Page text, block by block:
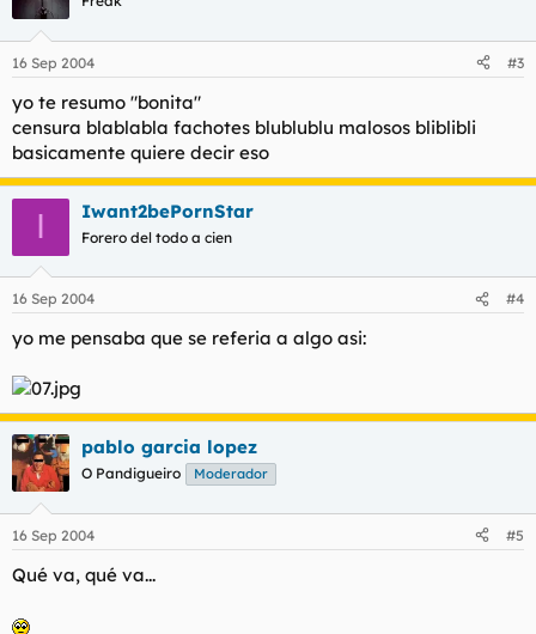
16 Sep 2004 #3
yo te resumo "bonita"
censura blablabla fachotes blublublu malosos bliblibli
basicamente quiere decir eso
I Iwant2bePornStar
Forero del todo a cien
16 Sep 2004 #4
yo me pensaba que se referia a algo asi:
pablo garcia lopez
O Pandigueiro Moderador
16 Sep 2004 #5
Qué va, qué va...